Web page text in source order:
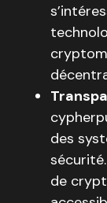
des
de